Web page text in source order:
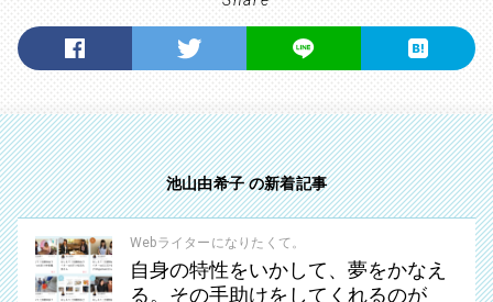
池山由希子 の新着記事
Webライターになりたくて。
自身の特性をいかして、夢をかなえ
る。その手助けをしてくれるのが